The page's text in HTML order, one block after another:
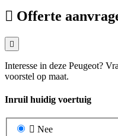
Offerte
Interesse in deze Peugeot?
voorstel op maat.
Inruil huidig voertuig
Nee